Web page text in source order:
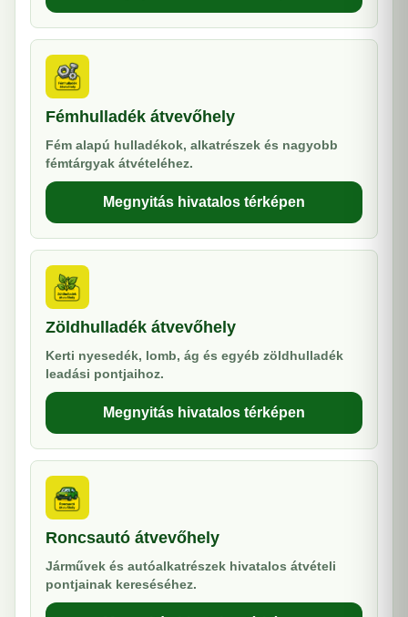
Fémhulladék átvevőhely
Fém alapú hulladékok, alkatrészek és nagyobb
fémtárgyak átvételéhez.
Megnyitás hivatalos térképen
Zöldhulladék átvevőhely
Kerti nyesedék, lomb, ág és egyéb zöldhulladék
leadási pontjaihoz.
Megnyitás hivatalos térképen
Roncsautó átvevőhely
Járművek és autóalkatrészek hivatalos átvételi
pontjainak kereséséhez.